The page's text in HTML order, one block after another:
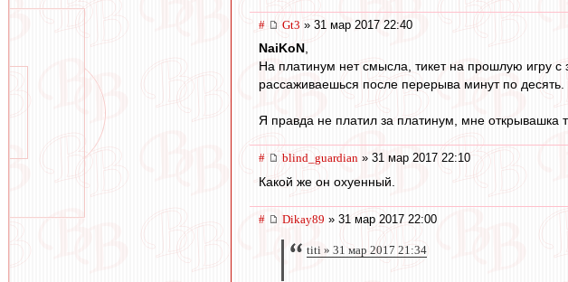
# Gt3 » 31 мар 2017 22:40
NaiKoN,
На платинум нет смысла, тикет на прошлую игру с
рассаживаешься после перерыва минут по
Я правда не платил за платинум, мне открывашка
# blind_guardian » 31 мар 2017 22:10
Какой же он охуенный.
# Dikay89 » 31 мар 2017 22:00
titi » 31 мар 2017 21:34